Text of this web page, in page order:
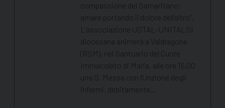
compassione del Samaritano:
amare portando il dolore dell'altro".
L'associazione USTAL-UNITALSI
diocesana animerà a Valdragone
(RSM), nel Santuario del Cuore
Immacolato di Maria, alle ore 15.00
una S. Messa con l'Unzione degli
infermi, debitamente…